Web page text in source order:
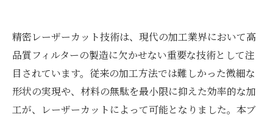
精密レーザーカット技術は、現代の加工業界において高
品質フィルターの製造に欠かせない重要な技術として注
目されています。従来の加工方法では難しかった微細な
形状の実現や、材料の無駄を最小限に抑えた効率的な加
工が、レーザーカットによって可能となりました。本ブ